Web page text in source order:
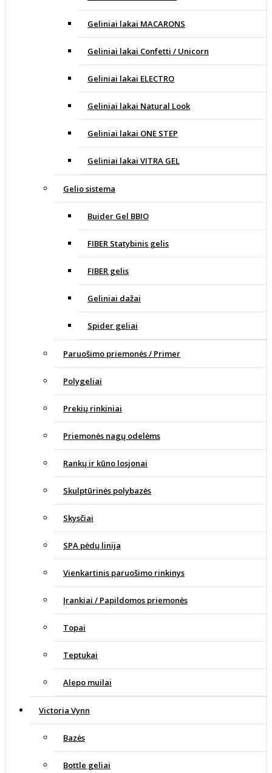
Geliniai lakai MACARONS
Geliniai lakai Confetti / Unicorn
Geliniai lakai ELECTRO
Geliniai lakai Natural Look
Geliniai lakai ONE STEP
Geliniai lakai VITRA GEL
Gelio sistema
Buider Gel BBIO
FIBER Statybinis gelis
FIBER gelis
Geliniai dažai
Spider geliai
Paruošimo priemonės / Primer
Polygeliai
Prekių rinkiniai
Priemonės nagų odelėms
Rankų ir kūno losjonai
Skulptūrinės polybazės
Skysčiai
SPA pėdų linija
Vienkartinis paruošimo rinkinys
Įrankiai / Papildomos priemonės
Topai
Teptukai
Alepo muilai
Victoria Vynn
Bazės
Bottle geliai